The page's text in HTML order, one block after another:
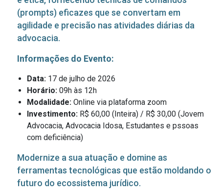
(prompts) eficazes que se convertam em
agilidade e precisão nas atividades diárias da
advocacia.
Informações do Evento:
Data: 17 de julho de 2026
Horário: 09h às 12h
Modalidade: Online via plataforma zoom
Investimento: R$ 60,00 (Inteira) / R$ 30,00 (Jovem
Advocacia, Advocacia Idosa, Estudantes e pssoas
com deficiência)
Modernize a sua atuação e domine as
ferramentas tecnológicas que estão moldando o
futuro do ecossistema jurídico.